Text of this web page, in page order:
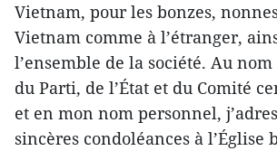
Vietnam, pour les bonzes,
Vietnam comme à l’étranger,
l’ensemble de la société. Au
du Parti, de l’État et du Comité
et en mon nom personnel,
sincères condoléances à l’Église